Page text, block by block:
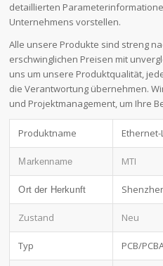
detaillierten
Unternehmens vorstellen.
Alle unsere Produkte sind streng
erschwinglichen Preisen mit
uns um unsere Produktqualität,
die Verantwortung übernehmen.
und Projektmanagement, um Ihre
Produktname
Markenname MTI
Ort der Herkunft
Zustand Neu
Typ PCB/